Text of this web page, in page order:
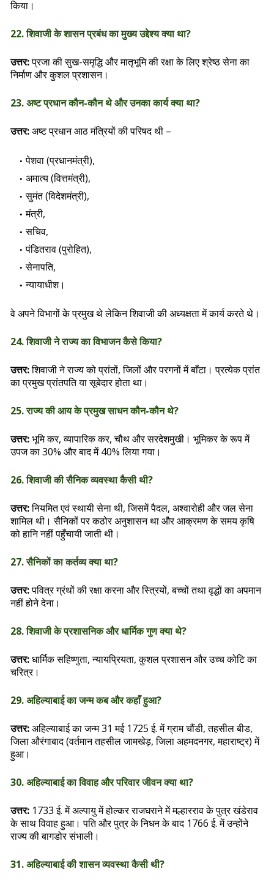
किया।
22. शिवाजी के शासन प्रबंध का मुख्य उद्देश्य क्या था?
उत्तर:प्रजा की सुख-समृद्धि और मातृभूमि की रक्षा के लिए श्रेष्ठ सेना का
निर्माण और कुशल प्रशासन।
23. अष्ट प्रधान कौन-कौन थे और उनका कार्य क्या था?
उत्तर:अष्ट प्रधान आठ मंत्रियों की परिषद थी –
पेशवा (प्रधानमंत्री),
अमात्य (वित्तमंत्री),
सुमंत (विदेशमंत्री),
मंत्री,
सचिव,
पंडितराव (पुरोहित),
सेनापति,
न्यायाधीश।
वे अपने विभागों के प्रमुख थे लेकिन शिवाजी की अध्यक्षता में कार्य करते थे।
24. शिवाजी ने राज्य का विभाजन कैसे किया?
उत्तर:शिवाजी ने राज्य को प्रांतों, जिलों और परगनों में बाँटा। प्रत्येक प्रांत
का प्रमुख प्रांतपति या सूबेदार होता था।
25. राज्य की आय के प्रमुख साधन कौन-कौन थे?
उत्तर:भूमि कर, व्यापारिक कर, चौथ और सरदेशमुखी। भूमिकर के रूप में
उपज का 30% और बाद में 40% लिया गया।
26. शिवाजी की सैनिक व्यवस्था कैसी थी?
उत्तर:नियमित एवं स्थायी सेना थी, जिसमें पैदल, अश्वारोही और जल सेना
शामिल थी। सैनिकों पर कठोर अनुशासन था और आक्रमण के समय कृषि
को हानि नहीं पहुँचायी जाती थी।
27. सैनिकों का कर्तव्य क्या था?
उत्तर:पवित्र ग्रंथों की रक्षा करना और स्त्रियों, बच्चों तथा वृद्धों का अपमान
नहीं होने देना।
28. शिवाजी के प्रशासनिक और धार्मिक गुण क्या थे?
उत्तर:धार्मिक सहिष्णुता, न्यायप्रियता, कुशल प्रशासन और उच्च कोटि का
चरित्र।
29. अहिल्याबाई का जन्म कब और कहाँ हुआ?
उत्तर:अहिल्याबाई का जन्म 31 मई 1725 ई. में ग्राम चौंडी, तहसील बीड,
जिला औरंगाबाद (वर्तमान तहसील जामखेड़, जिला अहमदनगर, महाराष्ट्र) में
हुआ।
30. अहिल्याबाई का विवाह और परिवार जीवन क्या था?
उत्तर: 1733 ई. में अल्पायु में होल्कर राजघराने में मल्हारराव के पुत्र खंडेराव
के साथ विवाह हुआ। पति और पुत्र के निधन के बाद 1766 ई. में उन्होंने
राज्य की बागडोर संभाली।
31. अहिल्याबाई की शासन व्यवस्था कैसी थी?